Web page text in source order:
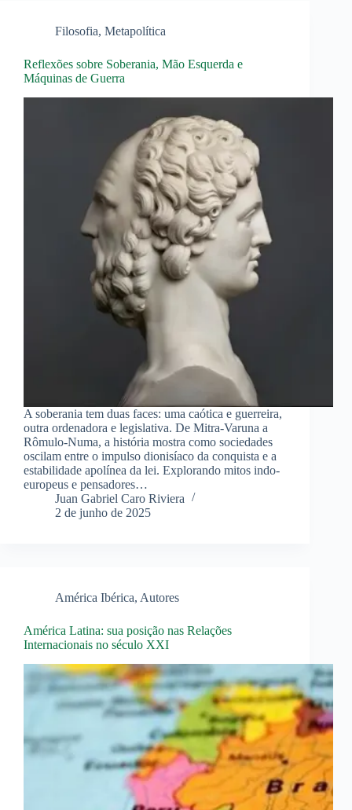
Filosofia, Metapolítica
Reflexões sobre Soberania, Mão Esquerda e
Máquinas de Guerra
A soberania tem duas faces: uma caótica e guerreira,
outra ordenadora e legislativa. De Mitra-Varuna a
Rômulo-Numa, a história mostra como sociedades
oscilam entre o impulso dionisíaco da conquista e a
estabilidade apolínea da lei. Explorando mitos indo-
europeus e pensadores…
Juan Gabriel Caro Riviera
2 de junho de 2025
América Ibérica, Autores
América Latina: sua posição nas Relações
Internacionais no século XXI